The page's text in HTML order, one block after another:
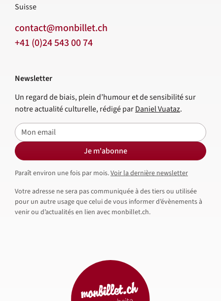
Suisse
contact@monbillet.ch
+41 (0)24 543 00 74
Newsletter
Un regard de biais, plein d’humour et de sensibilité sur
notre actualité culturelle, rédigé parDaniel Vuataz.
E-mail
Je m'abonne
Paraît environ une fois par mois.Voir la dernière newsletter
Votre adresse ne sera pas communiquée à des tiers ou utilisée
pour un autre usage que celui de vous informer d’évènements à
venir ou d’actualités en lien avec monbillet.ch.